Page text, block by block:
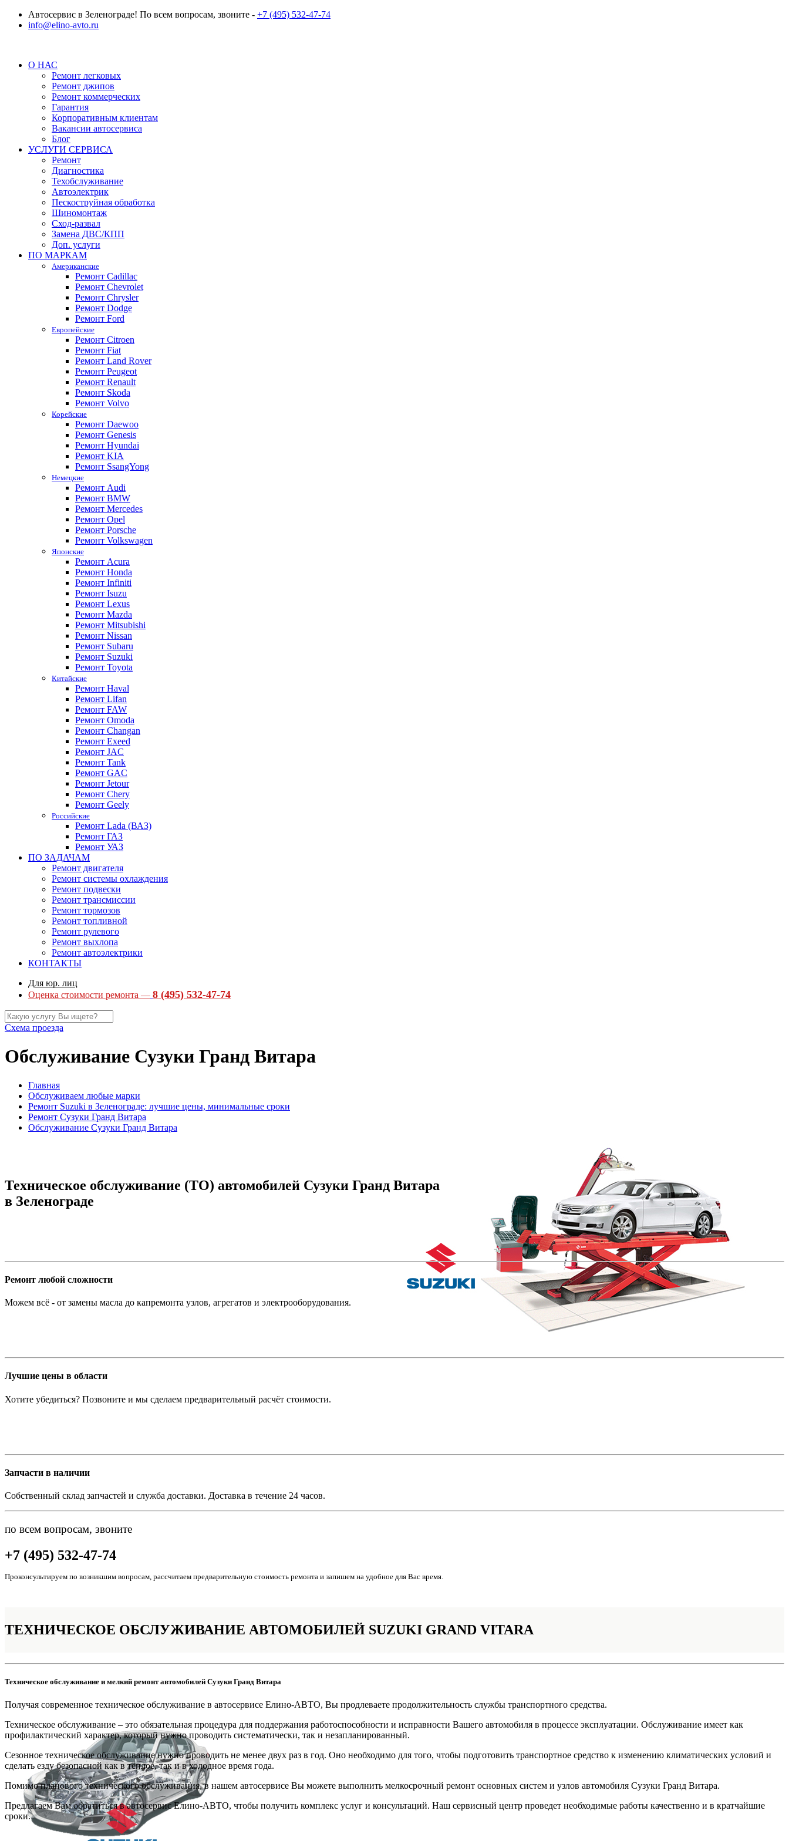
Автосервис в Зеленограде! По всем вопросам, звоните - +7 (495) 532-47-74
info@elino-avto.ru
О НАС
Ремонт легковых
Ремонт джипов
Ремонт коммерческих
Гарантия
Корпоративным клиентам
Вакансии автосервиса
Блог
УСЛУГИ СЕРВИСА
Ремонт
Диагностика
Техобслуживание
Автоэлектрик
Пескоструйная обработка
Шиномонтаж
Сход-развал
Замена ДВС/КПП
Доп. услуги
ПО МАРКАМ
Американские
Ремонт Cadillac
Ремонт Chevrolet
Ремонт Chrysler
Ремонт Dodge
Ремонт Ford
Европейские
Ремонт Citroen
Ремонт Fiat
Ремонт Land Rover
Ремонт Peugeot
Ремонт Renault
Ремонт Skoda
Ремонт Volvo
Корейские
Ремонт Daewoo
Ремонт Genesis
Ремонт Hyundai
Ремонт KIA
Ремонт SsangYong
Немецкие
Ремонт Audi
Ремонт BMW
Ремонт Mercedes
Ремонт Opel
Ремонт Porsche
Ремонт Volkswagen
Японские
Ремонт Acura
Ремонт Honda
Ремонт Infiniti
Ремонт Isuzu
Ремонт Lexus
Ремонт Mazda
Ремонт Mitsubishi
Ремонт Nissan
Ремонт Subaru
Ремонт Suzuki
Ремонт Toyota
Китайские
Ремонт Haval
Ремонт Lifan
Ремонт FAW
Ремонт Omoda
Ремонт Changan
Ремонт Exeed
Ремонт JAC
Ремонт Tank
Ремонт GAC
Ремонт Jetour
Ремонт Chery
Ремонт Geely
Российские
Ремонт Lada (ВАЗ)
Ремонт ГАЗ
Ремонт УАЗ
ПО ЗАДАЧАМ
Ремонт двигателя
Ремонт системы охлаждения
Ремонт подвески
Ремонт трансмиссии
Ремонт тормозов
Ремонт топливной
Ремонт рулевого
Ремонт выхлопа
Ремонт автоэлектрики
КОНТАКТЫ
Для юр. лиц
Оценка стоимости ремонта — 8 (495) 532-47-74
Схема проезда
Обслуживание Сузуки Гранд Витара
Главная
Обслуживаем любые марки
Ремонт Suzuki в Зеленограде: лучшие цены, минимальные сроки
Ремонт Сузуки Гранд Витара
Обслуживание Сузуки Гранд Витара
Техническое обслуживание (ТО) автомобилей Сузуки Гранд Витара
в Зеленограде
Ремонт любой сложности
Можем всё - от замены масла до капремонта узлов, агрегатов и электрооборудования.
Лучшие цены в области
Хотите убедиться? Позвоните и мы сделаем предварительный расчёт стоимости.
Запчасти в наличии
Собственный склад запчастей и служба доставки. Доставка в течение 24 часов.
по всем вопросам, звоните
+7 (495) 532-47-74
Проконсультируем по возникшим вопросам, рассчитаем предварительную стоимость ремонта и запишем на удобное для Вас время.
ТЕХНИЧЕСКОЕ ОБСЛУЖИВАНИЕ АВТОМОБИЛЕЙ SUZUKI GRAND VITARA
Техническое обслуживание и мелкий ремонт автомобилей Сузуки Гранд Витара
Получая современное техническое обслуживание в автосервисе Елино-АВТО, Вы продлеваете продолжительность службы транспортного средства.
Техническое обслуживание – это обязательная процедура для поддержания работоспособности и исправности Вашего автомобиля в процессе эксплуатации. Обслуживание имеет как
профилактический характер, который нужно проводить систематически, так и незапланированный.
Сезонное техническое обслуживание нужно проводить не менее двух раз в год. Оно необходимо для того, чтобы подготовить транспортное средство к изменению климатических условий и
сделать езду безопасной как в тёплое, так и в холодное время года.
Помимо планового технического обслуживания, в нашем автосервисе Вы можете выполнить мелкосрочный ремонт основных систем и узлов автомобиля Сузуки Гранд Витара.
Предлагаем Вам обратиться в автосервис Елино-АВТО, чтобы получить комплекс услуг и консультаций. Наш сервисный центр проведет необходимые работы качественно и в кратчайшие
сроки.